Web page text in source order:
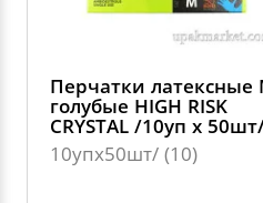
Перчатки латексные
голубые HIGH RISK
CRYSTAL /10уп х
10упх50шт/ (10)